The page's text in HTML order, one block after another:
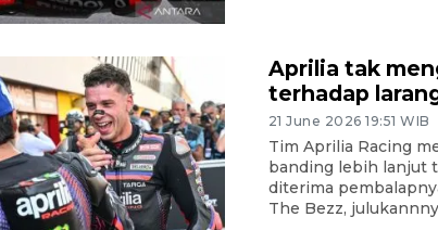
Aprilia tak
terhadap
21 June 2026 19:51 WIB
Tim Aprilia Racing
banding lebih lanjut
diterima
The Bezz,
03